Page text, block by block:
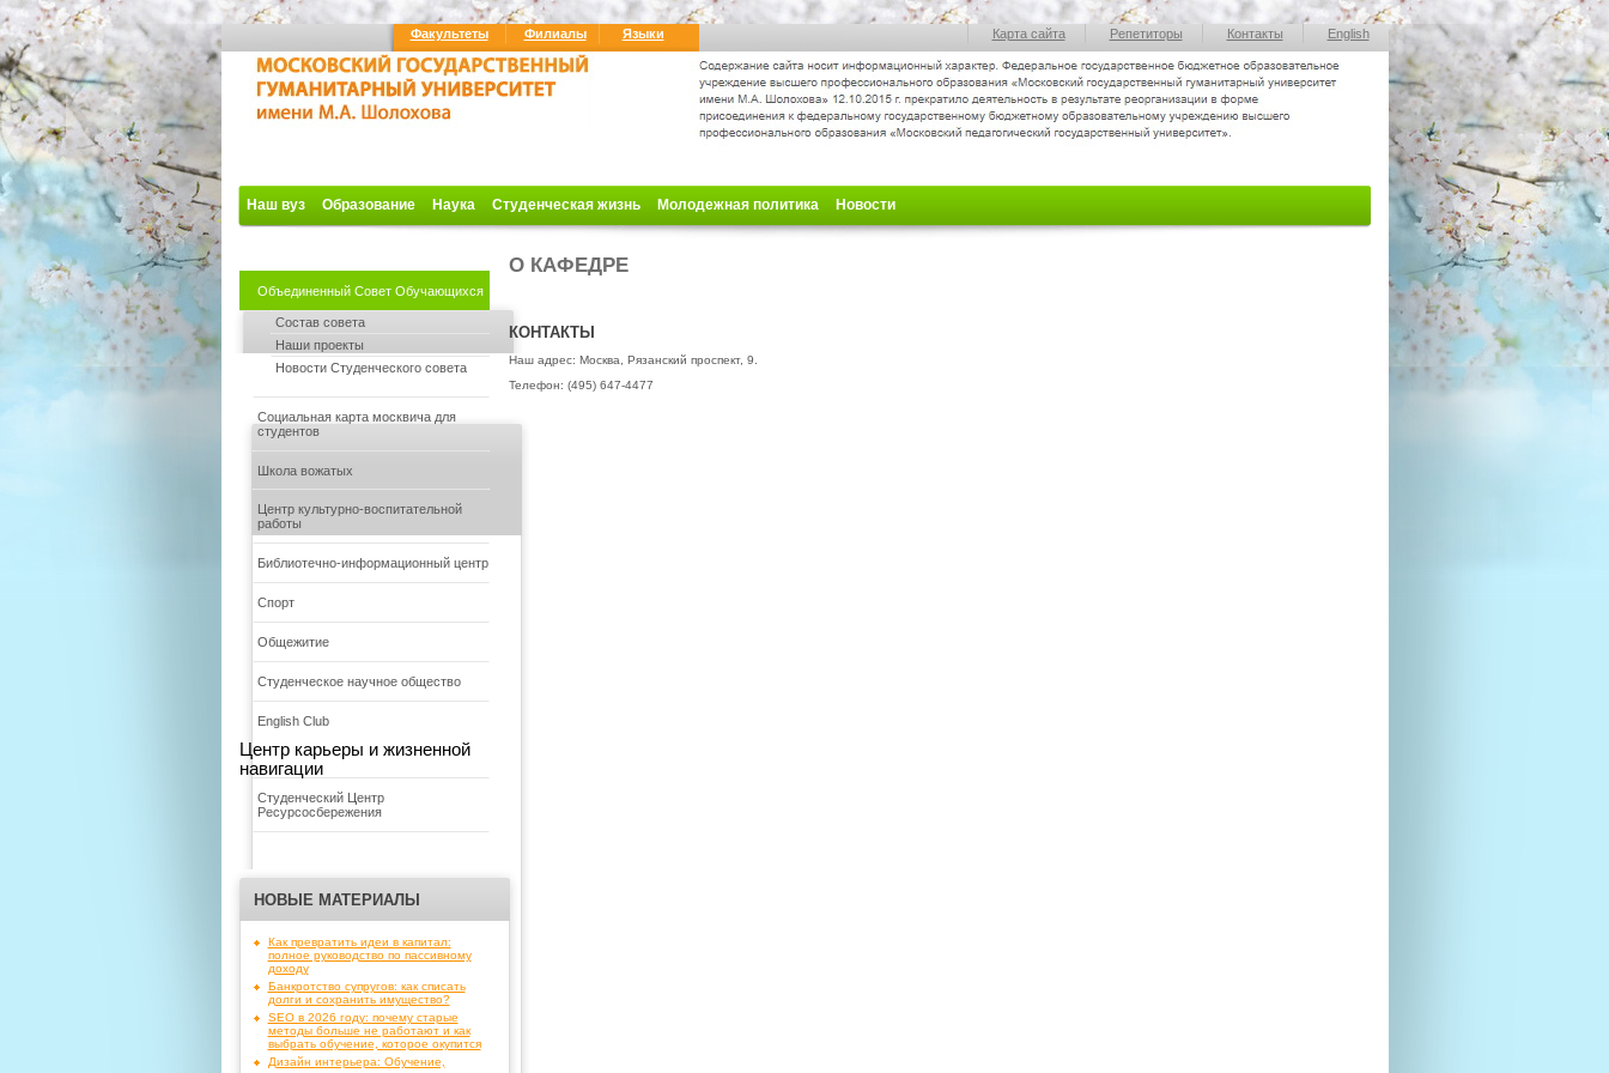
Факультеты Филиалы Языки Карта сайта Репетиторы Контакты English
Наш вуз Образование Наука Студенческая жизнь Молодежная политика Новости
Объединенный Совет Обучающихся
Состав совета
Наши проекты
Новости Студенческого совета
Социальная карта москвича для
студентов
Школа вожатых
Центр культурно-воспитательной
работы
Библиотечно-информационный центр
Спорт
Общежитие
Студенческое научное общество
English Club
Центр карьеры и жизненной
навигации
Студенческий Центр
Ресурсосбережения
НОВЫЕ МАТЕРИАЛЫ
Как превратить идеи в капитал:
полное руководство по пассивному
доходу
Банкротство супругов: как списать
долги и сохранить имущество?
SEO в 2026 году: почему старые
методы больше не работают и как
выбрать обучение, которое окупится
Дизайн интерьера: Обучение,
О КАФЕДРЕ
КОНТАКТЫ
Наш адрес: Москва, Рязанский проспект, 9.
Телефон: (495) 647-4477